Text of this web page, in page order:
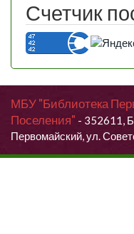
Счетчик
МБУ "Библиотека
Поселения" - 352611,
Первомайский, ул.